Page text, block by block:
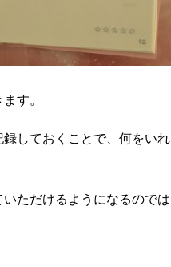
す。
しておくことで、何をいれ
ただけるようになるのでは